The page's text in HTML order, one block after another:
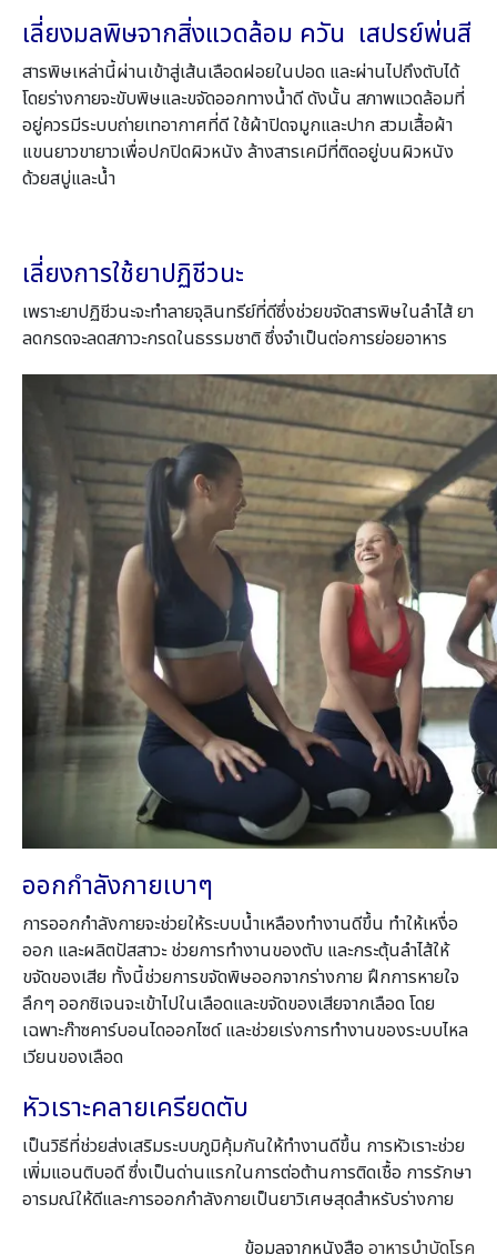
เลี่ยงมลพิษจากสิ่งแวดล้อม ควัน เสปรย์พ่นสี
สารพิษเหล่านี้ผ่านเข้าสู่เส้นเลือดฝอยในปอด และผ่านไปถึงตับได้
โดยร่างกายจะขับพิษและขจัดออกทางน้ำดี ดังนั้น สภาพแวดล้อมที่
อยู่ควรมีระบบถ่ายเทอากาศที่ดี ใช้ผ้าปิดจมูกและปาก สวมเสื้อผ้า
แขนยาวขายาวเพื่อปกปิดผิวหนัง ล้างสารเคมีที่ติดอยู่บนผิวหนัง
ด้วยสบู่และน้ำ
เลี่ยงการใช้ยาปฏิชีวนะ
เพราะยาปฏิชีวนะจะทำลายจุลินทรีย์ที่ดีซึ่งช่วยขจัดสารพิษในลำไส้ ยา
ลดกรดจะลดสภาวะกรดในธรรมชาติ ซึ่งจำเป็นต่อการย่อยอาหาร
ออกกำลังกายเบาๆ
การออกกำลังกายจะช่วยให้ระบบน้ำเหลืองทำงานดีขึ้น ทำให้เหงื่อ
ออก และผลิตปัสสาวะ ช่วยการทำงานของตับ และกระตุ้นลำไส้ให้
ขจัดของเสีย ทั้งนี้ช่วยการขจัดพิษออกจากร่างกาย ฝึกการหายใจ
ลึกๆ ออกซิเจนจะเข้าไปในเลือดและขจัดของเสียจากเลือด โดย
เฉพาะก๊าซคาร์บอนไดออกไซด์ และช่วยเร่งการทำงานของระบบไหล
เวียนของเลือด
หัวเราะคลายเครียดตับ
เป็นวิธีที่ช่วยส่งเสริมระบบภูมิคุ้มกันให้ทำงานดีขึ้น การหัวเราะช่วย
เพิ่มแอนติบอดี ซึ่งเป็นด่านแรกในการต่อต้านการติดเชื้อ การรักษา
อารมณ์ให้ดีและการออกกำลังกายเป็นยาวิเศษสุดสำหรับร่างกาย
ข้อมูลจากหนังสือ อาหารบำบัดโรค